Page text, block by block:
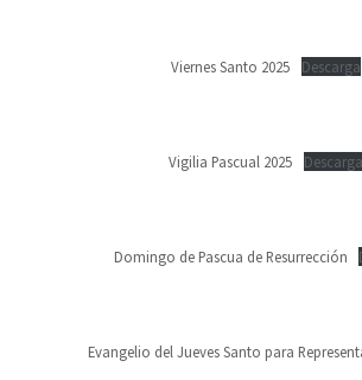
Viernes Santo 2025 Descarga
Vigilia Pascual 2025 Descarga
Domingo de Pascua de Resurrección
Evangelio del Jueves Santo para